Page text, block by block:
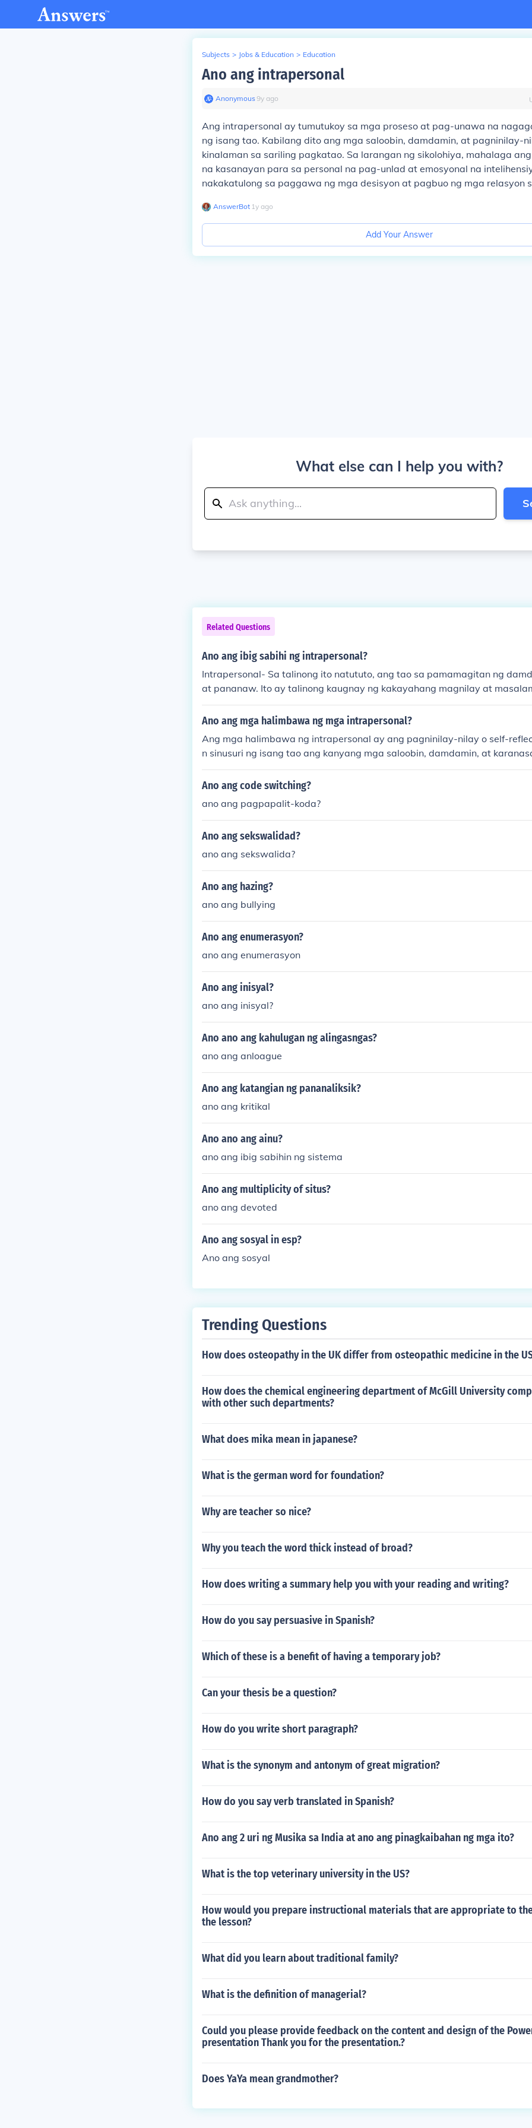
Subjects > Jobs & Education > Education
Ano ang intrapersonal
Anonymous∙9y ago
Ang intrapersonal ay tumutukoy sa mga proseso at pag-unawa na
ng isang tao. Kabilang dito ang mga saloobin, damdamin, at pagninilay-
kinalaman sa sariling pagkatao. Sa larangan ng sikolohiya, mahalaga
na kasanayan para sa personal na pag-unlad at emosyonal na
nakakatulong sa paggawa ng mga desisyon at pagbuo ng mga relasyon
AnswerBot∙ 1y ago
Add Your Answer
What else can I help you with?
Related Questions
Ano ang ibig sabihi ng intrapersonal?
Intrapersonal- Sa talinong ito natututo, ang tao sa pamamagitan ng
at pananaw. Ito ay talinong kaugnay ng kakayahang magnilay at
an. Karaniwang ang taong may ganitong talino ay malihim at mapag-isa
Ano ang mga halimbawa ng mga intrapersonal?
Ang mga halimbawa ng intrapersonal ay ang pagninilay-nilay o self-
n sinusuri ng isang tao ang kanyang mga saloobin, damdamin, at
dito ang paggawa ng mga desisyon batay sa sariling mga halaga at
g pagpili ng landas sa karera o pakikipag-ugnayan sa iba. Ang pagbuo ng
so.
Ano ang code switching?
ano ang pagpapalit-koda?
Ano ang sekswalidad?
ano ang sekswalida?
Ano ang hazing?
ano ang bullying
Ano ang enumerasyon?
ano ang enumerasyon
Ano ang inisyal?
ano ang inisyal?
Ano ano ang kahulugan ng alingasngas?
ano ang anloague
Ano ang katangian ng pananaliksik?
ano ang kritikal
Ano ano ang ainu?
ano ang ibig sabihin ng sistema
Ano ang multiplicity of situs?
ano ang devoted
Ano ang sosyal in esp?
Ano ang sosyal
Trending Questions
How does osteopathy in the UK differ from osteopathic medicine in the
How does the chemical engineering department of McGill University
with other such departments?
What does mika mean in japanese?
What is the german word for foundation?
Why are teacher so nice?
Why you teach the word thick instead of broad?
How does writing a summary help you with your reading and writing?
How do you say persuasive in Spanish?
Which of these is a benefit of having a temporary job?
Can your thesis be a question?
How do you write short paragraph?
What is the synonym and antonym of great migration?
How do you say verb translated in Spanish?
Ano ang 2 uri ng Musika sa India at ano ang pinagkaibahan ng mga ito?
What is the top veterinary university in the US?
How would you prepare instructional materials that are appropriate to
the lesson?
What did you learn about traditional family?
What is the definition of managerial?
Could you please provide feedback on the content and design of the
presentation Thank you for the presentation.?
Does YaYa mean grandmother?